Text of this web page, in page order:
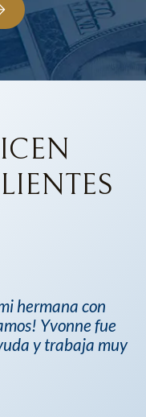
hermana con
Yvonne fue
y trabaja muy